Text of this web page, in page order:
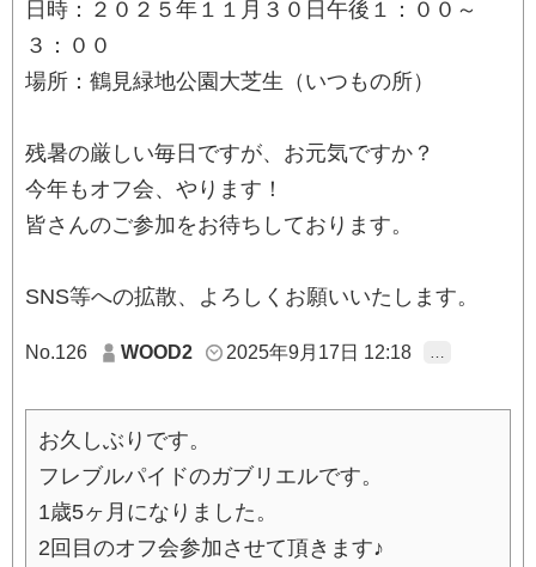
日時：２０２５年１１月３０日午後１：００～
３：００
場所：鶴見緑地公園大芝生（いつもの所）
残暑の厳しい毎日ですが、お元気ですか？
今年もオフ会、やります！
皆さんのご参加をお待ちしております。
SNS等への拡散、よろしくお願いいたします。
No.126 WOOD2 2025年9月17日 12:18 …
お久しぶりです。
フレブルパイドのガブリエルです。
1歳5ヶ月になりました。
2回目のオフ会参加させて頂きます♪